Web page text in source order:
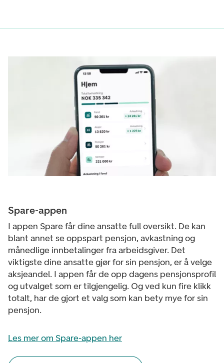
Spare-appen
I appen Spare får dine ansatte full oversikt. De kan
blant annet se oppspart pensjon, avkastning og
månedlige innbetalinger fra arbeidsgiver. Det
viktigste dine ansatte gjør for sin pensjon, er å velge
aksjeandel. I appen får de opp dagens pensjonsprofil
og utvalget som er tilgjengelig. Og ved kun fire klikk
totalt, har de gjort et valg som kan bety mye for sin
pensjon.
Les mer om Spare-appen her